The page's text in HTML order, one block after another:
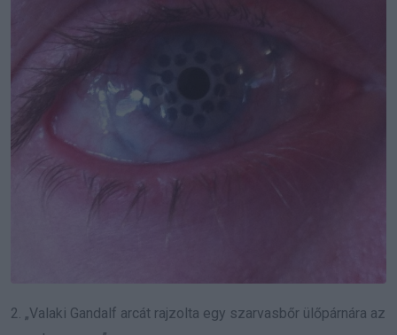
2. „Valaki Gandalf arcát rajzolta egy szarvasbőr ülőpárnára az